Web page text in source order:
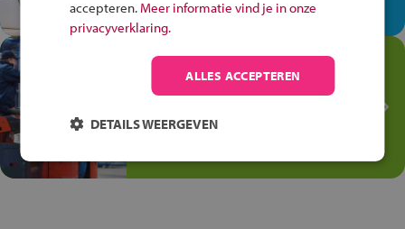
anders is!
Jouw talent in de
Transport en Logistiek
logistiek: daar kun je mee
accepteren. Meer informatie vind je in onze
privacyverklaring.
ALLES ACCEPTEREN
DETAILS WEERGEVEN